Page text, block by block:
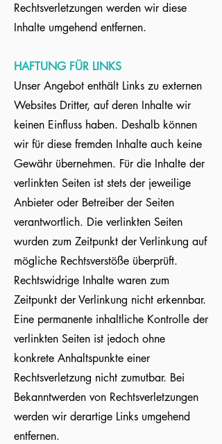
Rechtsverletzungen werden wir diese
Inhalte umgehend entfernen.
HAFTUNG FÜR LINKS
Unser Angebot enthält Links zu externen
Websites Dritter, auf deren Inhalte wir
keinen Einfluss haben. Deshalb können
wir für diese fremden Inhalte auch keine
Gewähr übernehmen. Für die Inhalte der
verlinkten Seiten ist stets der jeweilige
Anbieter oder Betreiber der Seiten
verantwortlich. Die verlinkten Seiten
wurden zum Zeitpunkt der Verlinkung auf
mögliche Rechtsverstöße überprüft.
Rechtswidrige Inhalte waren zum
Zeitpunkt der Verlinkung nicht erkennbar.
Eine permanente inhaltliche Kontrolle der
verlinkten Seiten ist jedoch ohne
konkrete Anhaltspunkte einer
Rechtsverletzung nicht zumutbar. Bei
Bekanntwerden von Rechtsverletzungen
werden wir derartige Links umgehend
entfernen.